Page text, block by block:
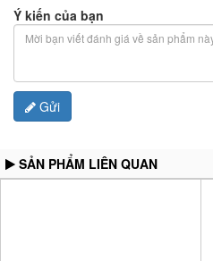
Ý kiến của bạn
Gửi
SẢN PHẨM LIÊN QUAN